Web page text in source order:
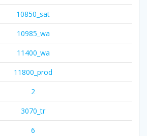
10850_sat
10985_wa
11400_wa
11800_prod
2
3070_tr
6